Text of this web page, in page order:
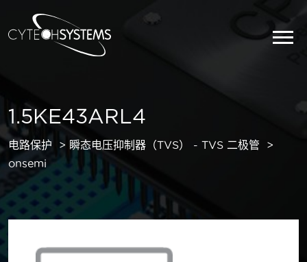
1.5KE43ARL4
电路保护
瞬态电压抑制器（TVS） - TVS 二极管
onsemi